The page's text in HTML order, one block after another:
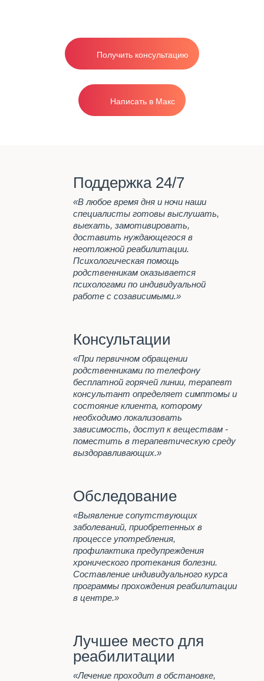
Вопрос-ответ
Лечение
Вывод из запоя на дому
анонимно
Лечение наркомании
Принудительное лечение
наркомании
Лечение алкоголизма
Вывод из запоя на дому
анонимно
Наша главная задача
Программа реабилитации "12
Анонимное лечение
Пивной алкоголизм
Стационарное лечение
алкоголизма
Принудительное лечение
алкоголизма
Психологическая помощь
алкоголикам
АЛКОГОЛЬНОЙ
ЗАВИСИМОСТИ
Капельница при запое
ДЕТОКСИКАЦИЯ ПРИ
АЛКОГОЛЬНОМ ОТРАВЛЕНИИ
В КУРГАНЕ
ЦЕНТР ПОМОЩИ
АЛКОГОЛИКАМ В КУРГАНЕ
Важно знать
Отзывы
Получить консультацию
Написать в Макс
Поддержка 24/7
«В любое время дня и ночи наши
специалисты готовы выслушать,
выехать, замотивировать,
доставить нуждающегося в
неотложной реабилитации.
Психологическая помощь
родственникам оказывается
психологами по индивидуальной
работе с созависимыми.»
Консультации
«При первичном обращении
родственниками по телефону
бесплатной горячей линии, терапевт
консультант определяет симптомы и
состояние клиента, которому
необходимо локализовать
зависимость, доступ к веществам -
поместить в терапевтическую среду
выздоравливающих.»
Обследование
«Выявление сопутствующих
заболеваний, приобретенных в
процессе употребления,
профилактика предупреждения
хронического протекания болезни.
Составление индивидуального курса
программы прохождения реабилитации
в центре.»
Лучшее место для
реабилитации
«Лечение проходит в обстановке,